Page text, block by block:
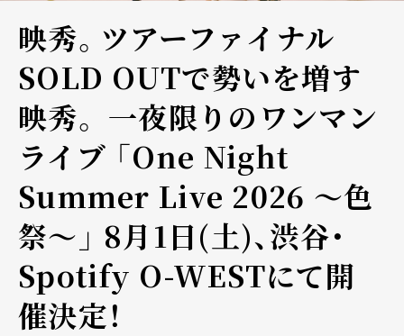
映秀。ツアーファイナル
SOLD OUTで勢いを増す
映秀。 一夜限りのワンマン
ライブ 「One Night
Summer Live 2026 〜色
祭〜」 8月1日(土)、渋谷・
Spotify O-WESTにて開
催決定！